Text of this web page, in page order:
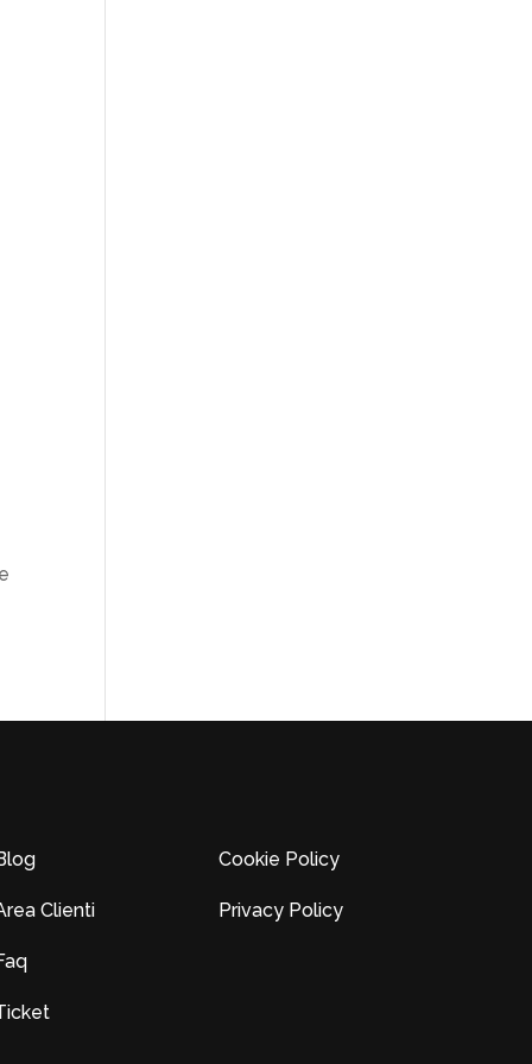
Clienti
Cookie Policy
Privacy Policy